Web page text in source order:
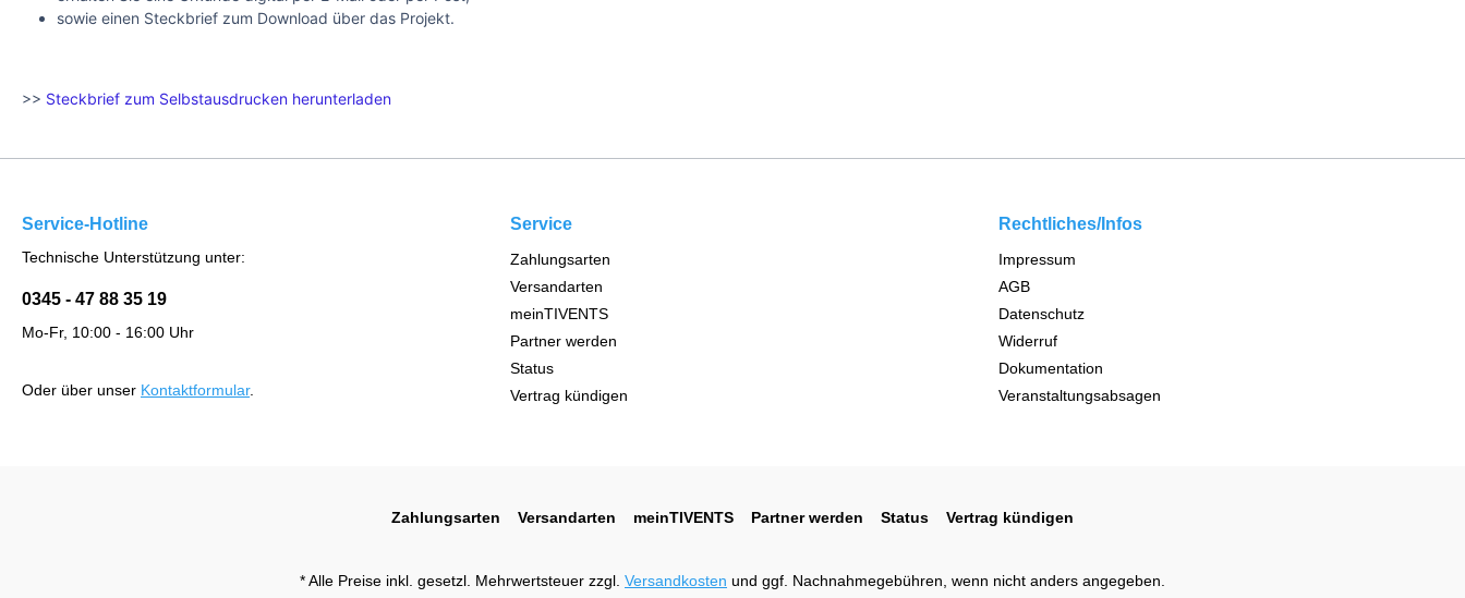
sowie einen Steckbrief zum Download über das Projekt.
>> Steckbrief zum Selbstausdrucken herunterladen
Service-Hotline
Technische Unterstützung unter:
0345 - 47 88 35 19
Mo-Fr, 10:00 - 16:00 Uhr
Oder über unser Kontaktformular.
Service
Zahlungsarten
Versandarten
meinTIVENTS
Partner werden
Status
Vertrag kündigen
Rechtliches/Infos
Impressum
AGB
Datenschutz
Widerruf
Dokumentation
Veranstaltungsabsagen
Zahlungsarten Versandarten meinTIVENTS Partner werden Status Vertrag kündigen
* Alle Preise inkl. gesetzl. Mehrwertsteuer zzgl. Versandkosten und ggf. Nachnahmegebühren, wenn nicht anders angegeben.